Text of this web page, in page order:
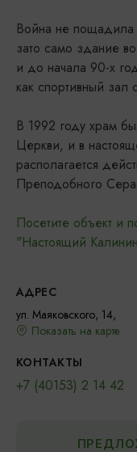
Война не пощадила
зато само здание
и до начала 90-х
как спортивный
В 1992 году храм
Церкви, и в
располагается
Преподобного
Посетите объект и
"Настоящий
АДРЕС
ул. Маяковского, 14,
Показать на карте
КОНТАКТЫ
+7 (40153) 2 14 42